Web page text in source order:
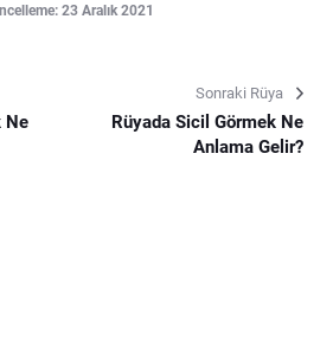
23 Aralık 2021
Ne
Sonraki Rüya
Rüyada Sicil Görmek Ne
Anlama Gelir?